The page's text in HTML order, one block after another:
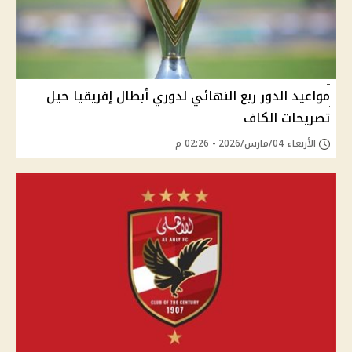
مواعيد الدور ربع النهائي لدوري أبطال إفريقيا حيل
تصريحات الكاف
الأربعاء 04/مارس/2026 - 02:26 م